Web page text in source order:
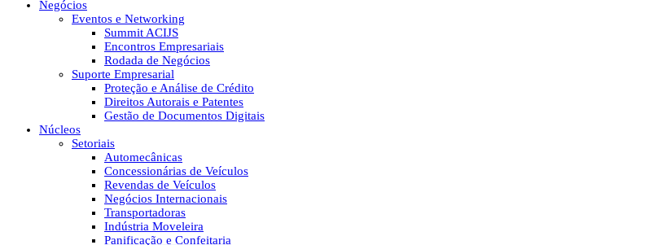
Negócios
Eventos e Networking
Summit ACIJS
Encontros Empresariais
Rodada de Negócios
Suporte Empresarial
Proteção e Análise de Crédito
Direitos Autorais e Patentes
Gestão de Documentos Digitais
Núcleos
Setoriais
Automecânicas
Concessionárias de Veículos
Revendas de Veículos
Negócios Internacionais
Transportadoras
Indústria Moveleira
Panificação e Confeitaria